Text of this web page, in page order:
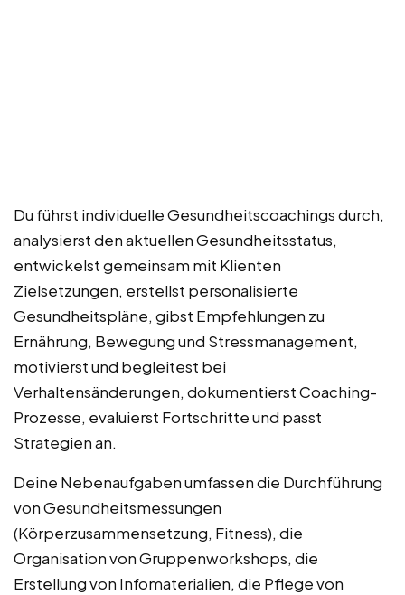
Du führst individuelle Gesundheitscoachings durch,
analysierst den aktuellen Gesundheitsstatus,
entwickelst gemeinsam mit Klienten
Zielsetzungen, erstellst personalisierte
Gesundheitspläne, gibst Empfehlungen zu
Ernährung, Bewegung und Stressmanagement,
motivierst und begleitest bei
Verhaltensänderungen, dokumentierst Coaching-
Prozesse, evaluierst Fortschritte und passt
Strategien an.
Deine Nebenaufgaben umfassen die Durchführung
von Gesundheitsmessungen
(Körperzusammensetzung, Fitness), die
Organisation von Gruppenworkshops, die
Erstellung von Infomaterialien, die Pflege von